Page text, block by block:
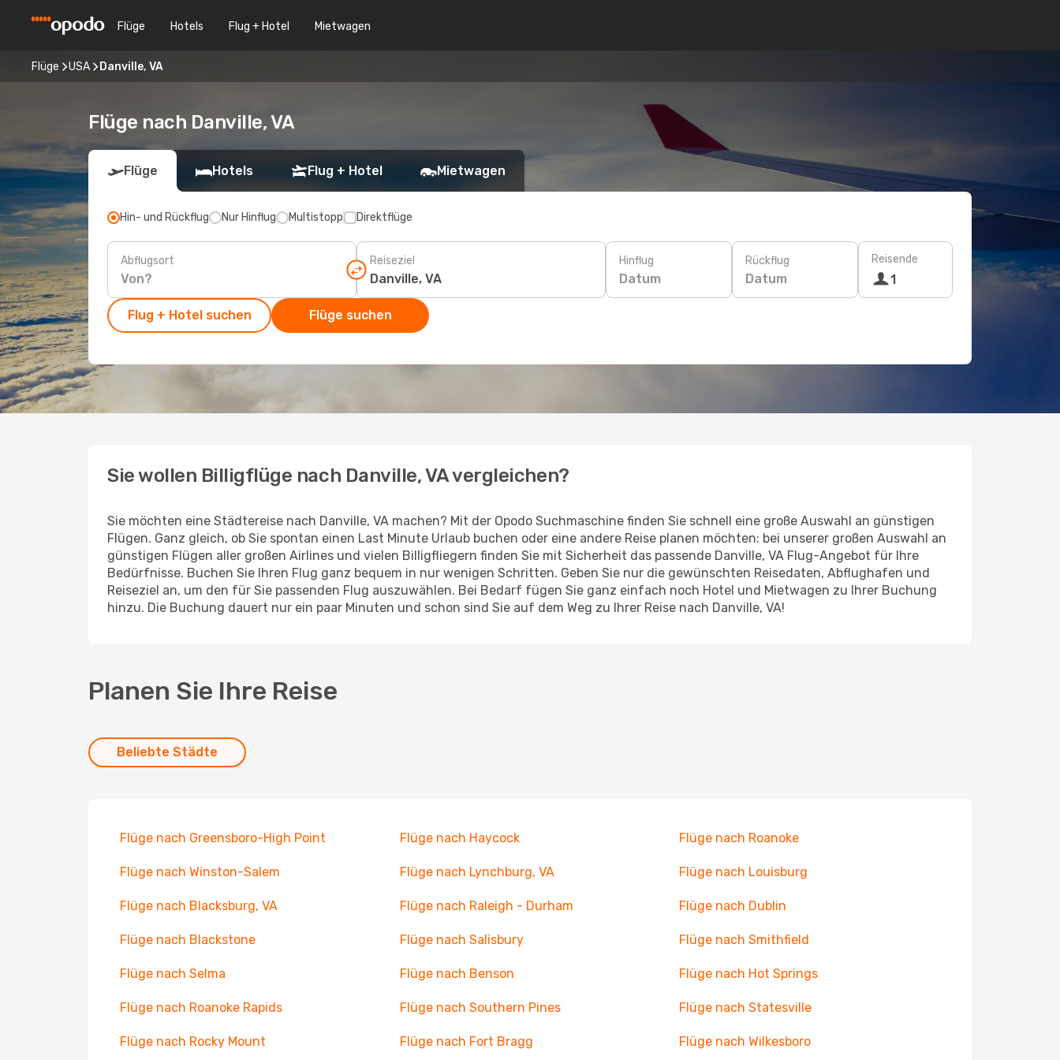
Flüge Hotels Flug + Hotel Mietwagen
Flüge USA Danville, VA
Flüge nach Danville, VA
Flüge Hotels Flug + Hotel Mietwagen
Hin- und Rückflug Nur Hinflug Multistopp Direktflüge
Abflugsort Reiseziel Hinflug
Datum
Rückflug
Datum
Reisende
1
Flug + Hotel suchen Flüge suchen
Sie wollen Billigflüge nach Danville, VA vergleichen?
Sie möchten eine Städtereise nach Danville, VA machen? Mit der Opodo Suchmaschine finden Sie schnell eine große Auswahl an günstigen
Flügen. Ganz gleich, ob Sie spontan einen Last Minute Urlaub buchen oder eine andere Reise planen möchten: bei unserer großen Auswahl an
günstigen Flügen aller großen Airlines und vielen Billigfliegern finden Sie mit Sicherheit das passende Danville, VA Flug-Angebot für Ihre
Bedürfnisse. Buchen Sie Ihren Flug ganz bequem in nur wenigen Schritten. Geben Sie nur die gewünschten Reisedaten, Abflughafen und
Reiseziel an, um den für Sie passenden Flug auszuwählen. Bei Bedarf fügen Sie ganz einfach noch Hotel und Mietwagen zu Ihrer Buchung
hinzu. Die Buchung dauert nur ein paar Minuten und schon sind Sie auf dem Weg zu Ihrer Reise nach Danville, VA!
Planen Sie Ihre Reise
Beliebte Städte
Flüge nach Greensboro-High Point Flüge nach Haycock Flüge nach Roanoke
Flüge nach Winston-Salem Flüge nach Lynchburg, VA Flüge nach Louisburg
Flüge nach Blacksburg, VA Flüge nach Raleigh - Durham Flüge nach Dublin
Flüge nach Blackstone Flüge nach Salisbury Flüge nach Smithfield
Flüge nach Selma Flüge nach Benson Flüge nach Hot Springs
Flüge nach Roanoke Rapids Flüge nach Southern Pines Flüge nach Statesville
Flüge nach Rocky Mount Flüge nach Fort Bragg Flüge nach Wilkesboro